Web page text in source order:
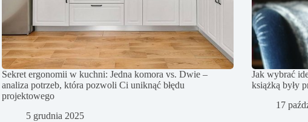
Sekret ergonomii w kuchni: Jedna komora vs. Dwie –
analiza potrzeb, która pozwoli Ci uniknąć błędu
projektowego
5 grudnia 2025
Jak wybrać
książką były
17